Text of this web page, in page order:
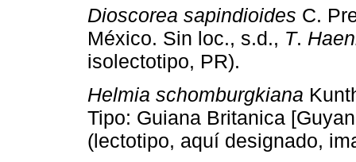
Dioscorea sapindioides C.
México. Sin loc., s.d., T.
isolectotipo, PR).
Helmia schomburgkiana
Tipo: Guiana Britanica
(lectotipo, aquí designado,